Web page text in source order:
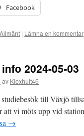
Facebook
Allmänt | Lämna en kommentar
2024-05-03
av Kloxhult46
till Växjö
vi möts upp vid
→